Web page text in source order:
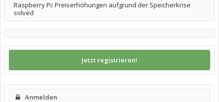
Raspberry Pi: Preiserhöhungen aufgrund der Speicherkrise
solved
Jetzt registrieren!
Anmelden